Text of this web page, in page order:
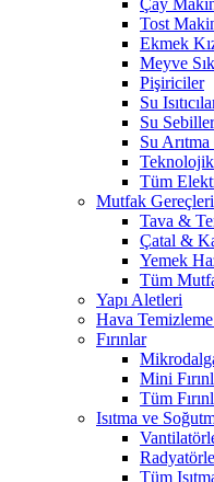
Çay
Tost
Ekmek
Meyve
Pişiriciler
Su
Su
Su Arıtma
Tüm
Mutfak Gereçleri
Tava &
Çatal &
Yemek
Tüm
Yapı Aletleri
Hava
Fırınlar
Mini
Tüm
Isıtma ve
Tüm